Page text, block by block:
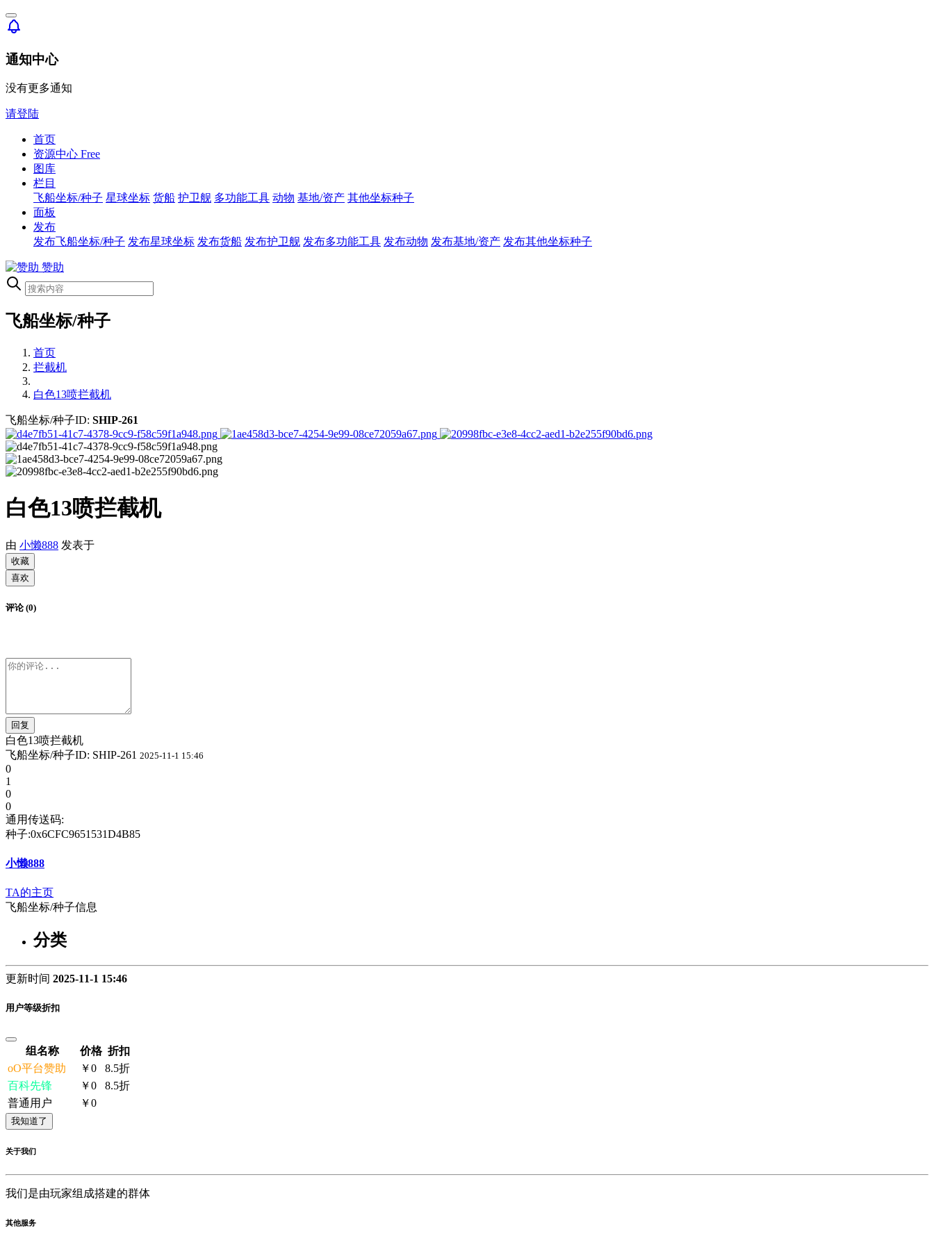
通知中心
没有更多通知
请登陆
首页
资源中心 Free
图库
栏目
飞船坐标/种子 星球坐标 货船 护卫舰 多功能工具 动物 基地/资产 其他坐标种子
面板
发布
发布飞船坐标/种子 发布星球坐标 发布货船 发布护卫舰 发布多功能工具 发布动物 发布基地/资产 发布其他坐标种子
赞助
飞船坐标/种子
首页
拦截机
白色13喷拦截机
飞船坐标/种子ID: SHIP-261
白色13喷拦截机
由 小懒888 发表于
收藏
喜欢
评论 (0)
回复
白色13喷拦截机
飞船坐标/种子ID: SHIP-261 2025-11-1 15:46
0
1
0
0
通用传送码:
种子:0x6CFC9651531D4B85
小懒888
TA的主页
飞船坐标/种子信息
分类
更新时间 2025-11-1 15:46
用户等级折扣
组名称 价格 折扣
oO平台赞助
￥0
8.5折
百科先锋
￥0
8.5折
普通用户
￥0
我知道了
关于我们
我们是由玩家组成搭建的群体
其他服务